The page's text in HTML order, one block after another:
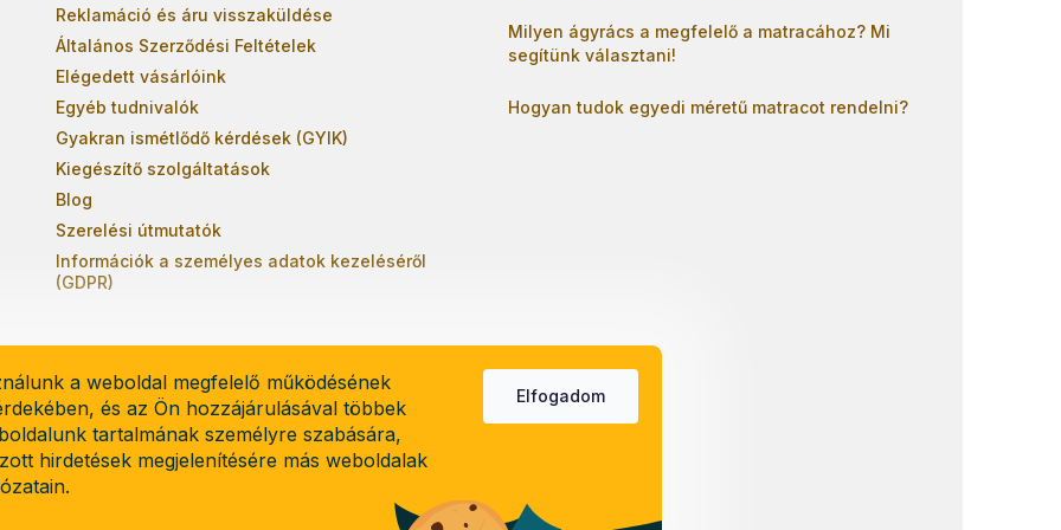
a weboldal megfelelő működésének
és az Ön hozzájárulásával többek
tartalmának személyre szabására,
hirdetések megjelenítésére más weboldalak
Elfogadom
Reklamáció és áru visszaküldése
Általános Szerződési Feltételek
Elégedett vásárlóink
Egyéb tudnivalók
Gyakran ismétlődő kérdések (GYIK)
Kiegészítő szolgáltatások
Blog
Szerelési útmutatók
Információk a személyes adatok kezeléséről
(GDPR)
Milyen ágyrács a megfelelő a matracához? Mi
segítünk választani!
Hogyan tudok egyedi méretű matracot rendelni?